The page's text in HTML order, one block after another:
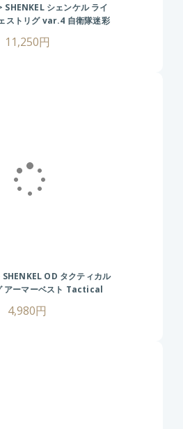
SHENKEL シェンケル ライ
ストリグ var.4 自衛隊迷彩
11,250円
SHENKEL OD タクティカル
アーマーベスト Tactical
4,980円